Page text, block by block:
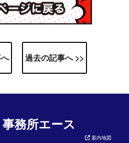
過去の記事へ >>
務所エース
案内地図